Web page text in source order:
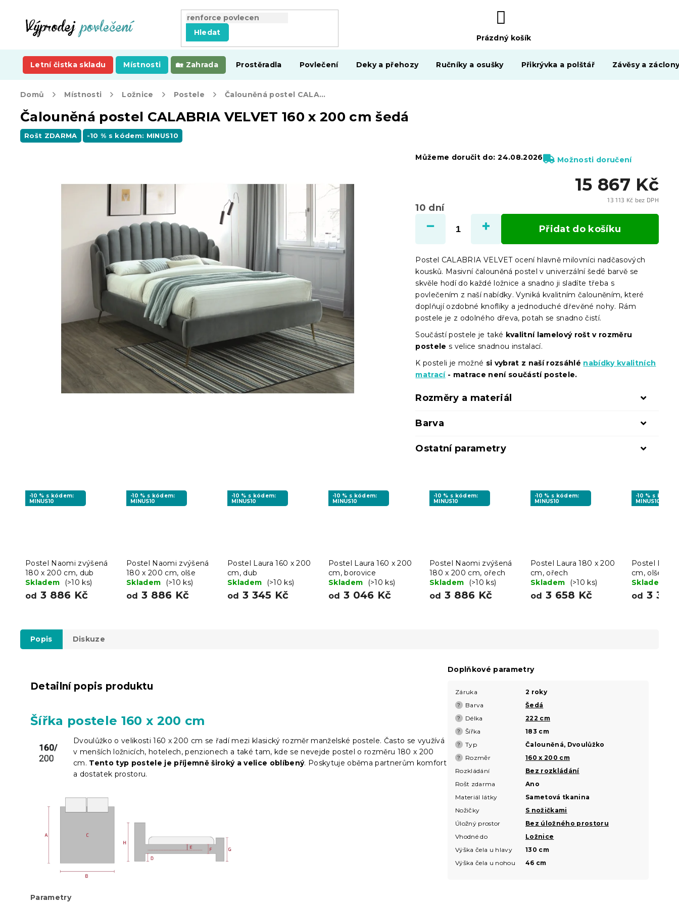
Hledat
NÁKUPNÍ
KOŠÍK
Prázdný košík
Letní čistka skladu Místnosti Zahrada Prostěradla Povlečení Deky a přehozy Ručníky a osušky Přikrývka a polštář Závěsy a
Domů Místnosti Ložnice Postele Čalouněná postel CALABRIA VELVET 160 x 200 cm šedá
Čalouněná postel CALABRIA VELVET 160 x 200 cm šedá
Rošt ZDARMA -10 % s kódem: MINUS10
15 867 Kč
13 113 Kč bez DPH
cena:
10 dní
Můžeme doručit do: 24.08.2026 Možnosti doručení
Přidat do košíku
Postel CALABRIA VELVET ocení hlavně milovníci nadčasových
kousků. Masivní čalouněná postel v univerzální šedé barvě se
skvěle hodí do každé ložnice a snadno ji sladíte třeba s
povlečením z naší nabídky. Vyniká kvalitním čalouněním, které
doplňují ozdobné knoflíky a jednoduché dřevěné nohy. Rám
postele je z odolného dřeva, potah se snadno čistí.
Součástí postele je také kvalitní lamelový rošt v rozměru
postele s velice snadnou instalací.
K posteli je možné si vybrat z naší rozsáhlé nabídky kvalitních
matrací- matrace není součástí postele.
Rozměry a materiál
Barva
Ostatní parametry
-10 % s kódem:
MINUS10
Postel Naomi zvýšená
180 x 200 cm, dub
Skladem
(>10 ks)
od 3 886 Kč
-10 % s kódem:
MINUS10
Postel Naomi zvýšená
180 x 200 cm, olše
Skladem
(>10 ks)
od 3 886 Kč
-10 % s kódem:
MINUS10
Postel Laura 160 x 200
cm, dub
Skladem
(>10 ks)
od 3 345 Kč
-10 % s kódem:
MINUS10
Postel Laura 160 x 200
cm, borovice
Skladem
(>10 ks)
od 3 046 Kč
-10 % s kódem:
MINUS10
Postel Naomi zvýšená
180 x 200 cm, ořech
Skladem
(>10 ks)
od 3 886 Kč
-10 % s kódem:
MINUS10
Postel Laura 180 x 200
cm, ořech
Skladem
(>10 ks)
od 3 658 Kč
-10 % s
MINUS10
Postel
cm, olše
Skladem
od 3 345
Popis Diskuze
Detailní popis produktu
Šířka postele 160 x 200 cm
Dvoulůžko o velikosti 160 x 200 cm se řadí mezi klasický rozměr manželské postele. Často se využívá
v menších ložnicích, hotelech, penzionech a také tam, kde se nevejde postel o rozměru 180 x 200
cm. Tento typ postele je příjemně široký a velice oblíbený. Poskytuje oběma partnerům komfort
a dostatek prostoru.
Parametry
Doplňkové parametry
Záruka 2 roky
? Barva Šedá
? Délka 222 cm
? Šířka 183 cm
? Typ Čalouněná, Dvoulůžko
? Rozměr
160 x 200 cm
Rozkládání
Bez rozkládání
Rošt zdarma
Ano
Materiál látky
Sametová tkanina
Nožičky
S nožičkami
Úložný prostor
Bez úložného prostoru
Vhodné do
Ložnice
Výška čela u hlavy
130 cm
Výška čela u nohou
46 cm